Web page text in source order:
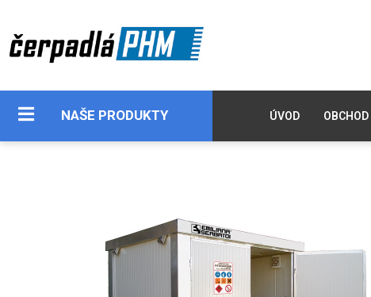
NAŠE PRODUKTY ÚVOD OBCHOD